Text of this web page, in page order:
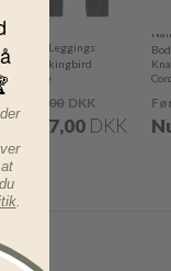
Name It Leggings
Kab Mockingbird
Melange
79,00 DKK
Nu 47,00 DKK
.